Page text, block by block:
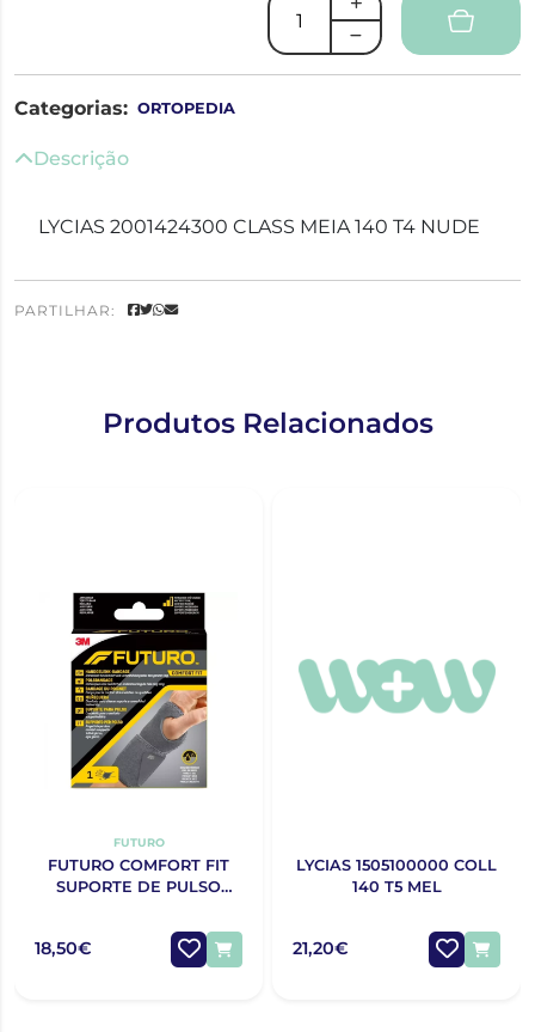
Categorias: ORTOPEDIA
Descrição
LYCIAS 2001424300 CLASS MEIA 140 T4 NUDE
PARTILHAR:
Produtos Relacionados
FUTURO
FUTURO COMFORT FIT
SUPORTE DE PULSO
18,50€
LYCIAS 1505100000 COLL
140 T5 MEL
21,20€